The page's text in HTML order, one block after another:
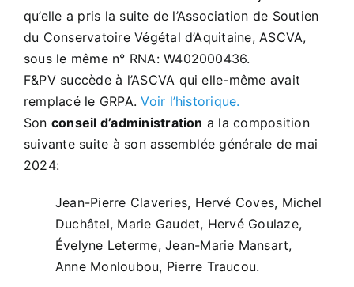
Vidéos
Publications
Actualités
qu’elle a pris la suite de l’Association de Soutien
du Conservatoire Végétal d’Aquitaine, ASCVA,
sous le même n° RNA: W402000436.
F&PV succède à l’ASCVA qui elle-même avait
remplacé le GRPA. Voir l’historique.
Son conseil d’administration a la composition
suivante suite à son assemblée générale de mai
2024:
Jean-Pierre Claveries, Hervé Coves, Michel
Duchâtel, Marie Gaudet, Hervé Goulaze,
Évelyne Leterme, Jean-Marie Mansart,
Anne Monloubou, Pierre Traucou.